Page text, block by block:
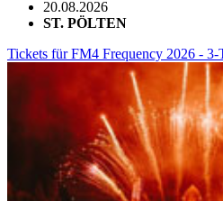
20.08.2026
ST. PÖLTEN
Tickets für FM4 Frequency 2026 - 3-